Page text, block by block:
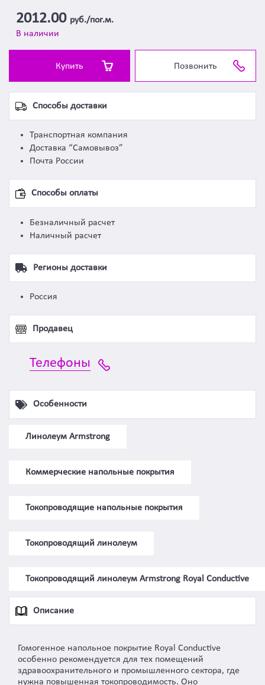
2012.00 руб./пог.м.
В наличии
Купить Позвонить
Способы доставки
Транспортная компания
Доставка “Самовывоз”
Почта России
Способы оплаты
Безналичный расчет
Наличный расчет
Регионы доставки
Россия
Продавец
Телефоны
Особенности
Линолеум Armstrong
Коммерческие напольные покрытия
Токопроводящие напольные покрытия
Токопроводящий линолеум
Токопроводящий линолеум Armstrong Royal Conductive
Описание
Гомогенное напольное покрытие Royal Conductive
особенно рекомендуется для тех помещений
здравоохранительного и промышленного сектора, где
нужна повышенная токопроводимость. Оно